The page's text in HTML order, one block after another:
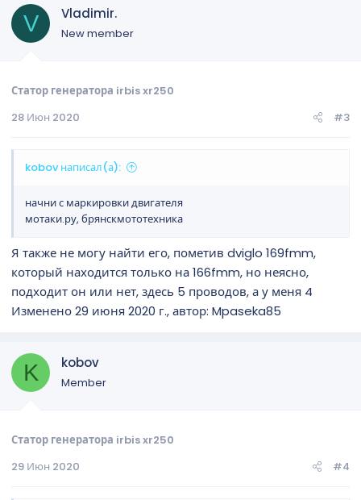
V Vladimir.
New member
Статор генератора irbis xr250
28 Июн 2020
#3
kobov написал(а):
начни с маркировки двигателя
мотаки.ру, брянскмототехника
Я также не могу найти его, пометив dviglo 169fmm,
который находится только на 166fmm, но неясно,
подходит он или нет, здесь 5 проводов, а у меня 4
Изменено 29 июня 2020 г., автор: Mpaseka85
K kobov
Member
Статор генератора irbis xr250
29 Июн 2020
#4